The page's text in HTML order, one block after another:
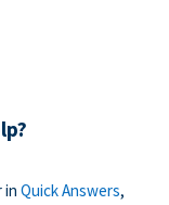
in Quick Answers,